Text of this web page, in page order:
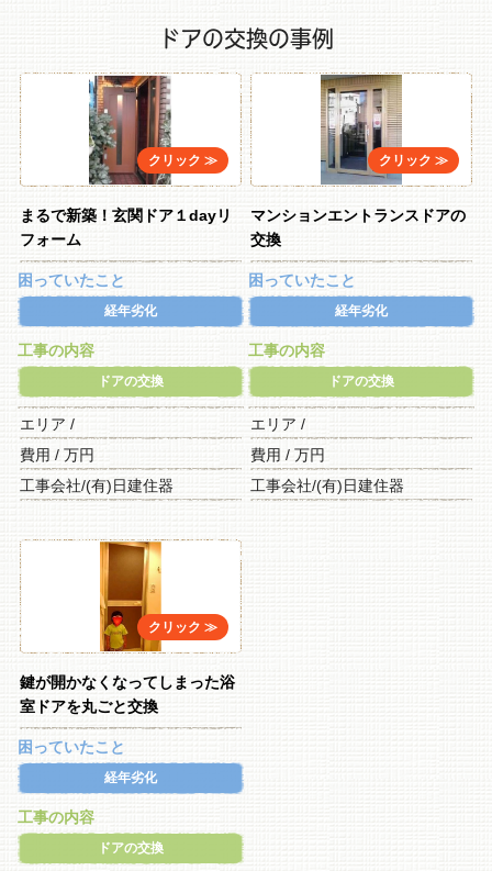
ドアの交換の事例
まるで新築！玄関ドア１dayリ
フォーム
困っていたこと
経年劣化
工事の内容
ドアの交換
エリア /
費用 / 万円
工事会社/(有)日建住器
マンションエントランスドアの
交換
困っていたこと
経年劣化
工事の内容
ドアの交換
エリア /
費用 / 万円
工事会社/(有)日建住器
鍵が開かなくなってしまった浴
室ドアを丸ごと交換
困っていたこと
経年劣化
工事の内容
ドアの交換